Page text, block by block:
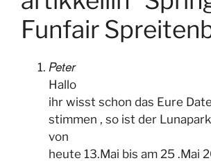
Funfair
Peter
Hallo
ihr wisst schon das Eure
stimmen , so ist der
von
heute 13.Mai bis am 25 .Mai